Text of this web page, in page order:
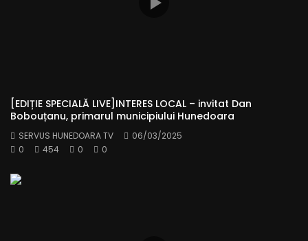
[EDIȚIE SPECIALĂ LIVE]INTERES LOCAL – invitat Dan
Bobouțanu, primarul municipiului Hunedoara
SERVUS HUNEDOARA TV
06/03/2025
0
454 0 0